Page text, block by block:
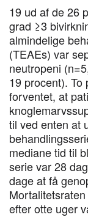
19 ud af de 26
grad ≥3
almindelige
(TEAEs) var
neutropeni
19 procent).
forventet, at
til ved enten at
mediane tid til
serie var 28
dage at få
efter otte uger